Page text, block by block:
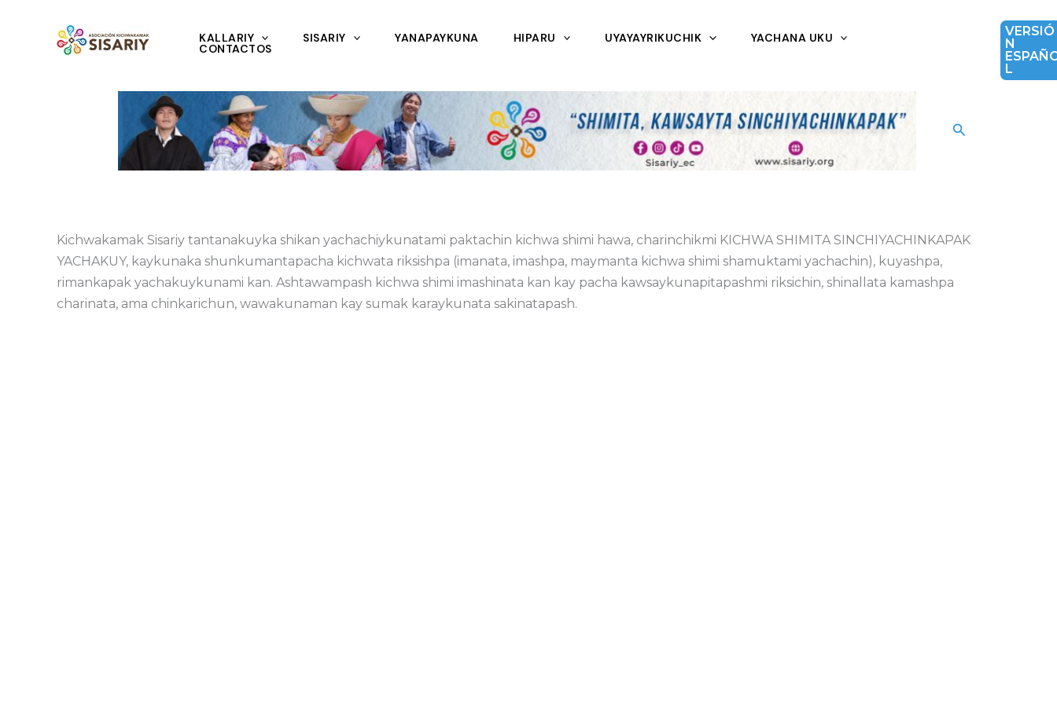
contenido
KALLARIY SISARIY YANAPAYKUNA HIPARU UYAYAYRIKUCHIK YACHANA UKU
CONTACTOS
VERSIÓ
N
L
Buscar
Kichwakamak Sisariy tantanakuyka shikan yachachiykunatami paktachin kichwa shimi hawa, charinchikmi KICHWA SHIMITA SINCHIYACHINKAPAK
YACHAKUY, kaykunaka shunkumantapacha kichwata riksishpa (imanata, imashpa, maymanta kichwa shimi shamuktami yachachin), kuyashpa,
rimankapak yachakuykunami kan. Ashtawampash kichwa shimi imashinata kan kay pacha kawsaykunapitapashmi riksichin, shinallata kamashpa
charinata, ama chinkarichun, wawakunaman kay sumak karaykunata sakinatapash.